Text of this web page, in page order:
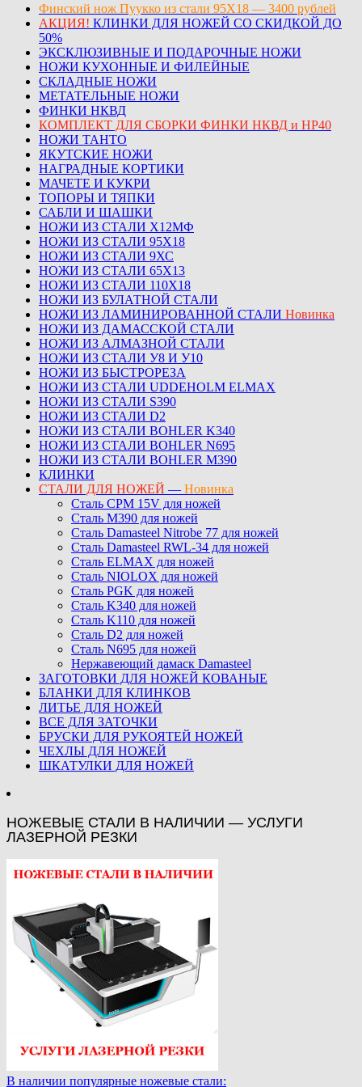
Финский нож Пуукко из стали 95Х18 — 3400 рублей
АКЦИЯ! КЛИНКИ ДЛЯ НОЖЕЙ СО СКИДКОЙ ДО
50%
ЭКСКЛЮЗИВНЫЕ И ПОДАРОЧНЫЕ НОЖИ
НОЖИ КУХОННЫЕ И ФИЛЕЙНЫЕ
СКЛАДНЫЕ НОЖИ
МЕТАТЕЛЬНЫЕ НОЖИ
ФИНКИ НКВД
КОМПЛЕКТ ДЛЯ СБОРКИ ФИНКИ НКВД и НР40
НОЖИ ТАНТО
ЯКУТСКИЕ НОЖИ
НАГРАДНЫЕ КОРТИКИ
МАЧЕТЕ И КУКРИ
ТОПОРЫ И ТЯПКИ
САБЛИ И ШАШКИ
НОЖИ ИЗ СТАЛИ Х12МФ
НОЖИ ИЗ СТАЛИ 95Х18
НОЖИ ИЗ СТАЛИ 9ХС
НОЖИ ИЗ СТАЛИ 65Х13
НОЖИ ИЗ СТАЛИ 110Х18
НОЖИ ИЗ БУЛАТНОЙ СТАЛИ
НОЖИ ИЗ ЛАМИНИРОВАННОЙ СТАЛИ Новинка
НОЖИ ИЗ ДАМАССКОЙ СТАЛИ
НОЖИ ИЗ АЛМАЗНОЙ СТАЛИ
НОЖИ ИЗ СТАЛИ У8 И У10
НОЖИ ИЗ БЫСТРОРЕЗА
НОЖИ ИЗ СТАЛИ UDDEHOLM ELMAX
НОЖИ ИЗ СТАЛИ S390
НОЖИ ИЗ СТАЛИ D2
НОЖИ ИЗ СТАЛИ BOHLER K340
НОЖИ ИЗ СТАЛИ BOHLER N695
НОЖИ ИЗ СТАЛИ BOHLER M390
КЛИНКИ
СТАЛИ ДЛЯ НОЖЕЙ — Новинка
Сталь CPM 15V для ножей
Сталь M390 для ножей
Сталь Damasteel Nitrobe 77 для ножей
Сталь Damasteel RWL-34 для ножей
Сталь ELMAX для ножей
Сталь NIOLOX для ножей
Сталь PGK для ножей
Сталь K340 для ножей
Сталь K110 для ножей
Сталь D2 для ножей
Сталь N695 для ножей
Нержавеющий дамаск Damasteel
ЗАГОТОВКИ ДЛЯ НОЖЕЙ КОВАНЫЕ
БЛАНКИ ДЛЯ КЛИНКОВ
ЛИТЬЕ ДЛЯ НОЖЕЙ
ВСЕ ДЛЯ ЗАТОЧКИ
БРУСКИ ДЛЯ РУКОЯТЕЙ НОЖЕЙ
ЧЕХЛЫ ДЛЯ НОЖЕЙ
ШКАТУЛКИ ДЛЯ НОЖЕЙ
НОЖЕВЫЕ СТАЛИ В НАЛИЧИИ — УСЛУГИ
ЛАЗЕРНОЙ РЕЗКИ
В наличии популярные ножевые стали: